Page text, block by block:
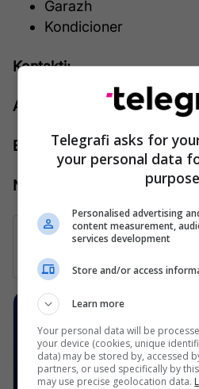
Garazh
Kondicioner
Kontakti:
Agjenti: Arben Haliti
Emaili: arben.haliti@pro-
Numri kontaktues: 383 44
Telegrafi asks for
your personal data
Personalised advertising
content measurement,
services development
Store and/or access
Learn more
Your personal data will be
your device (cookies, unique
data) may be stored by, accessed
partners, or used specifically by
may use precise geolocation data.